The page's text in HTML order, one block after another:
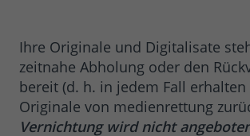
Ihre Originale und Digitalisate
zeitnahe Abholung oder den
bereit (d. h. in jedem Fall erhalten
Originale von medienrettung
Vernichtung wird nicht